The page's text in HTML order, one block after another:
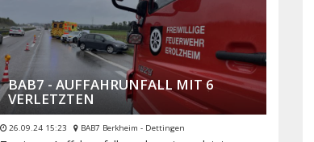
BAB7 - AUFFAHRUNFALL MIT 6
VERLETZTEN
26.09.24 15:23 BAB7 Berkheim - Dettingen